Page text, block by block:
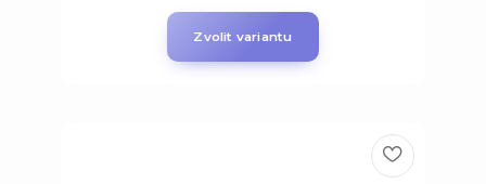
Zvolit variantu